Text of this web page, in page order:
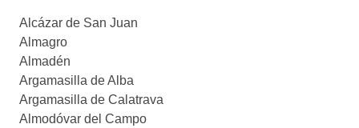
Alcázar de San Juan
Almagro
Almadén
Argamasilla de Alba
Argamasilla de Calatrava
Almodóvar del Campo